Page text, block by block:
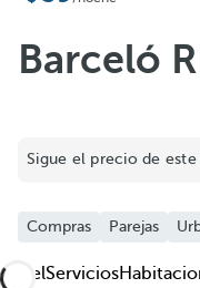
Barceló
Sigue el precio de
Compras Parejas
HotelServicios